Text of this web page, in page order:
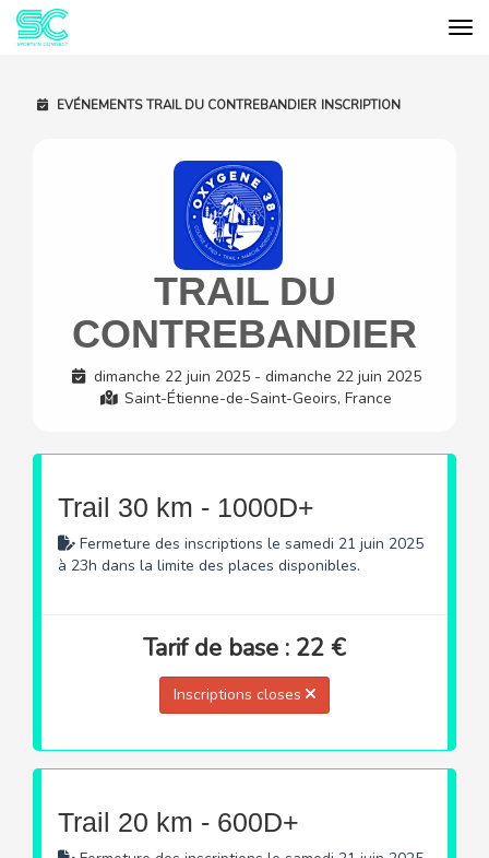
EVÉNEMENTS TRAIL DU CONTREBANDIER INSCRIPTION
TRAIL DU
CONTREBANDIER
dimanche 22 juin 2025 - dimanche 22 juin 2025
Saint-Étienne-de-Saint-Geoirs, France
Trail 30 km - 1000D+
Fermeture des inscriptions le samedi 21 juin 2025
à 23h dans la limite des places disponibles.
Tarif de base : 22 €
Inscriptions closes
Trail 20 km - 600D+